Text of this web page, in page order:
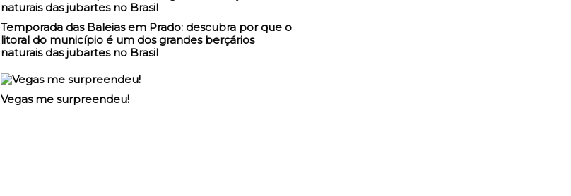
Temporada das Baleias em Prado: descubra por que o
litoral do município é um dos grandes berçários
naturais das jubartes no Brasil
Vegas me surpreendeu!